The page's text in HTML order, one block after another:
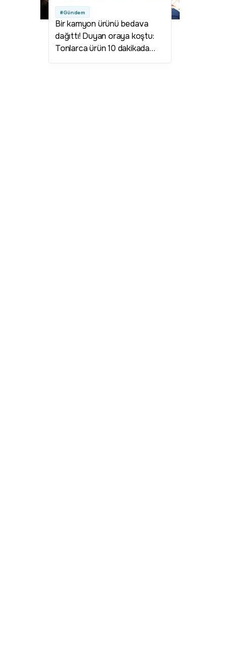
#Gündem
Bir kamyon ürünü bedava
dağıttı! Duyan oraya koştu:
Tonlarca ürün 10 dakikada